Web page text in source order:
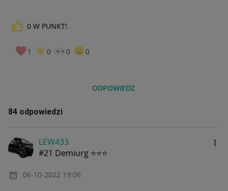
0 W PUNKT!
1 0 0 0
ODPOWIEDZ
84 odpowiedzi
LEW433
#21 Demiurg ⭐⭐⭐
‎06-10-2022 19:06